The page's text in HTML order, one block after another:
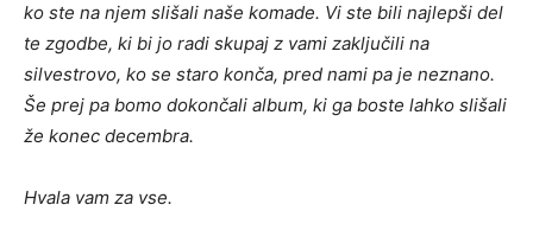
ko ste na njem slišali naše komade. Vi ste bili najlepši del
te zgodbe, ki bi jo radi skupaj z vami zaključili na
silvestrovo, ko se staro konča, pred nami pa je neznano.
Še prej pa bomo dokončali album, ki ga boste lahko slišali
že konec decembra.
Hvala vam za vse.